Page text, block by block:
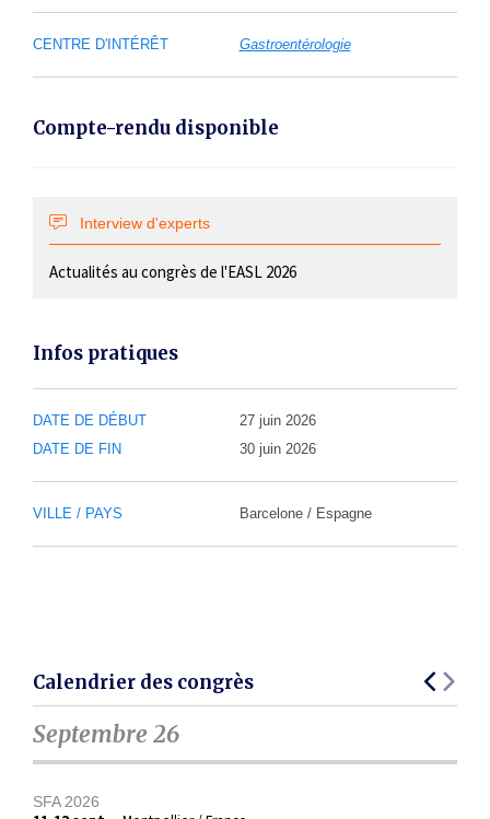
CENTRE D'INTÉRÊT Gastroentérologie
Compte-rendu disponible
Interview d'experts
Actualités au congrès de l'EASL 2026
Infos pratiques
DATE DE DÉBUT
27 juin 2026
DATE DE FIN
30 juin 2026
VILLE / PAYS Barcelone / Espagne
Calendrier des congrès
Septembre 26
SFA 2026